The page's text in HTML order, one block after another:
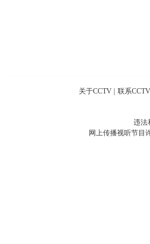
关于CCTV 联系CCTV
违法
网上传播视听节目